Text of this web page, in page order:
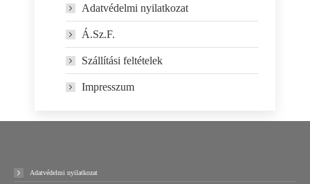
Adatvédelmi nyilatkozat
Á.Sz.F.
Szállítási feltételek
Impresszum
Adatvédelmi nyilatkozat